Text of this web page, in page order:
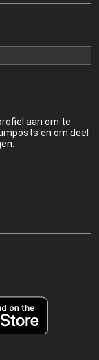
aan om te
en om deel